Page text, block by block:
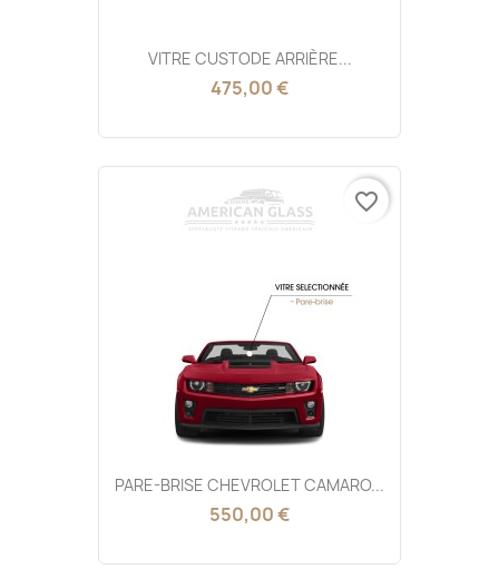
VITRE CUSTODE ARRIÈRE...
475,00 €
PARE-BRISE CHEVROLET CAMARO...
550,00 €
favorite_border